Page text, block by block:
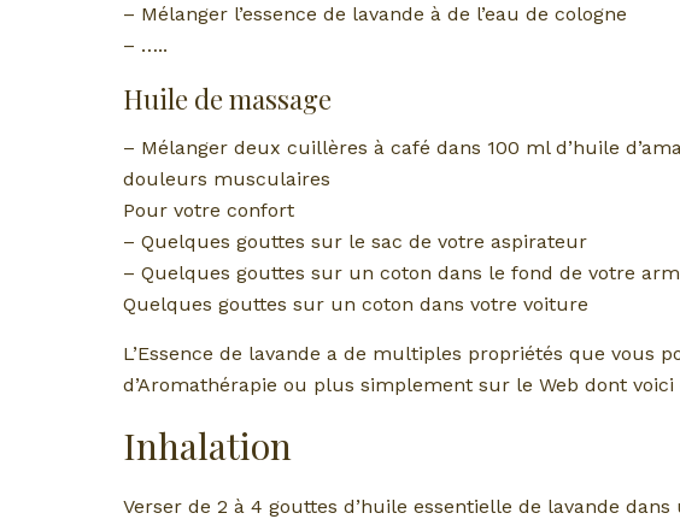
– Mélanger l’essence de lavande à de l’eau de cologne
– …..
Huile de massage
– Mélanger deux cuillères à café dans 100 ml d’huile
douleurs musculaires
Pour votre confort
– Quelques gouttes sur le sac de votre aspirateur
– Quelques gouttes sur un coton dans le fond de votre
Quelques gouttes sur un coton dans votre voiture
L’Essence de lavande a de multiples propriétés que vous
d’Aromathérapie ou plus simplement sur le Web dont
Inhalation
Verser de 2 à 4 gouttes d’huile essentielle de lavande